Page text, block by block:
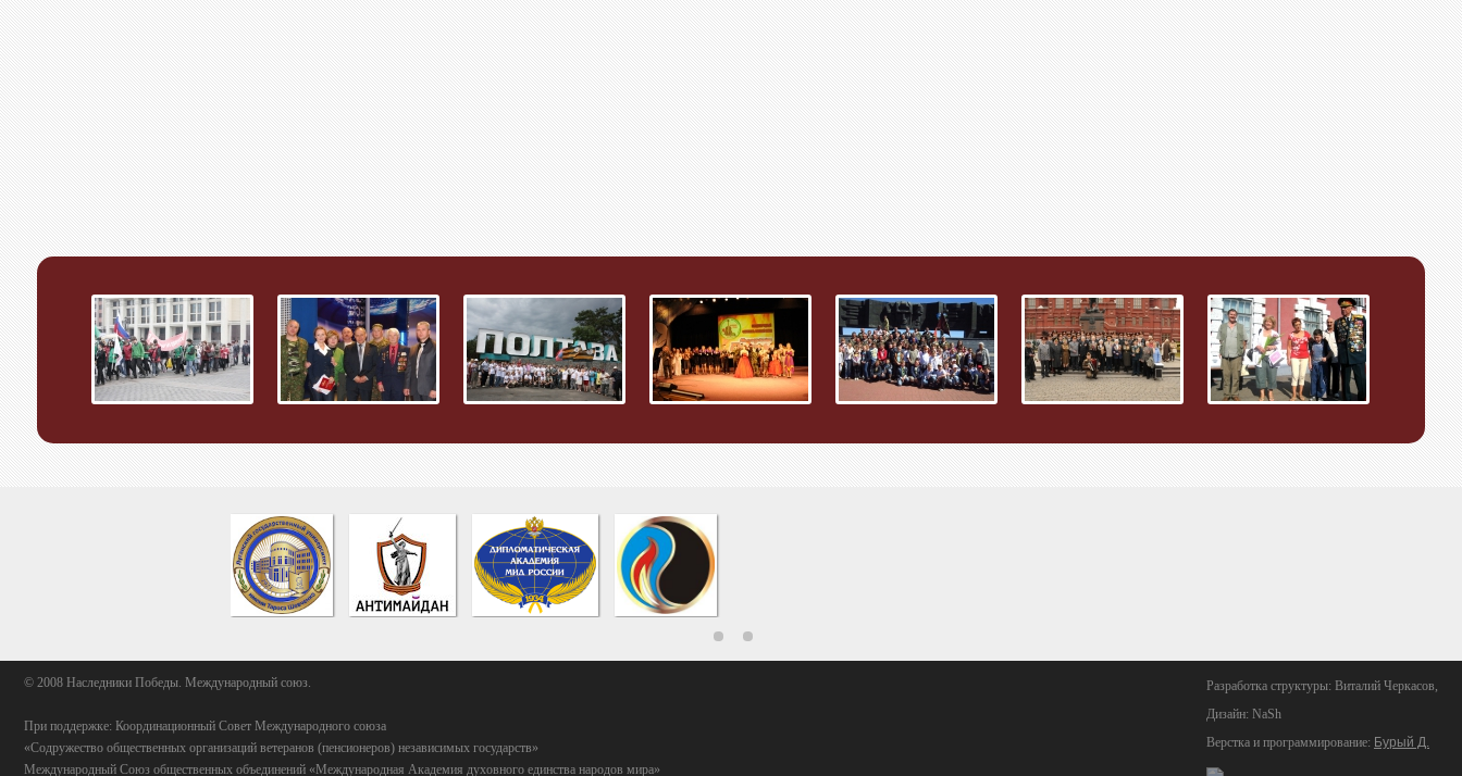
© 2008 Наследники Победы. Международный союз.
При поддержке: Координационный Совет Международного союза
«Содружество общественных организаций ветеранов (пенсионеров) независимых государств»
Международный Союз общественных объединений «Международная Академия духовного единства народов мира»
Разработка структуры: Виталий Черкасов,
Дизайн: NaSh
Верстка и программирование: Бурый Д.